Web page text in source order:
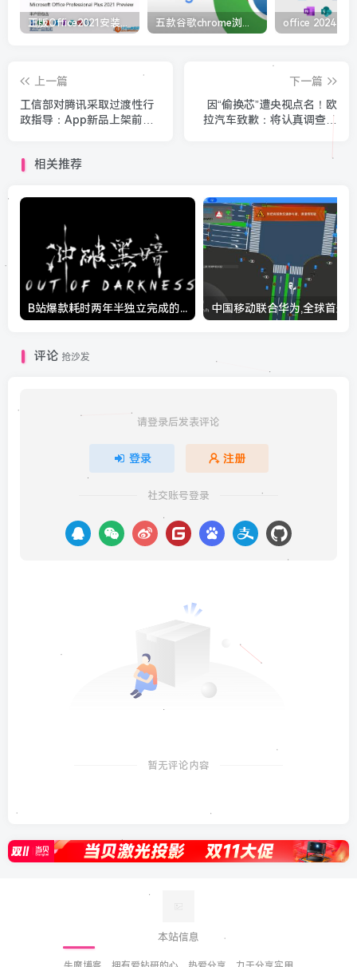
正版Office2021安装与激活图解教程 利用工具office tool plus 五款谷歌chrome浏览器截图插件工具推荐
上一篇
工信部对腾讯采取过渡性行
政指导：App新品上架前需
下一篇
因“偷换芯”遭央视点名！欧
拉汽车致歉：将认真调查来
相关推荐
B站爆款耗时两年半独立完成的个人CG作品—《无归者计划》
评论 抢沙发
请登录后发表评论
登录 注册
社交账号登录
暂无评论内容
本站信息